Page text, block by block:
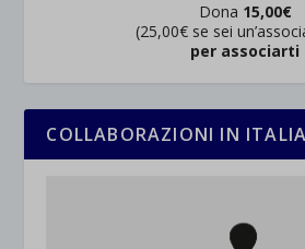
Dona 15,00€
(25,00€ se sei
per associarti
COLLABORAZIONI IN ITALIA